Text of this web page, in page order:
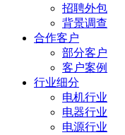
招聘外包
背景调查
合作客户
部分客户
客户案例
行业细分
电机行业
电器行业
电源行业